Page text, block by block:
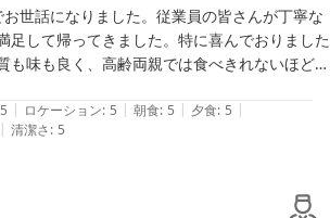
世話になりました。従業員の皆さんが丁寧な
足して帰ってきました。特に喜んでおりました
も味も良く、高齢両親では食べきれないほどの
よほど嬉しかったようで、お品書きと写真を楽
た。
復があり、大変助かりましたし、バスの運転手
いただき、安心して送り出すことができまし
と喜んでおりますが、今度は両親と家族みんな
5 | ロケーション: 5 | 朝食: 5 | 夕食: 5 |
| 清潔さ: 5